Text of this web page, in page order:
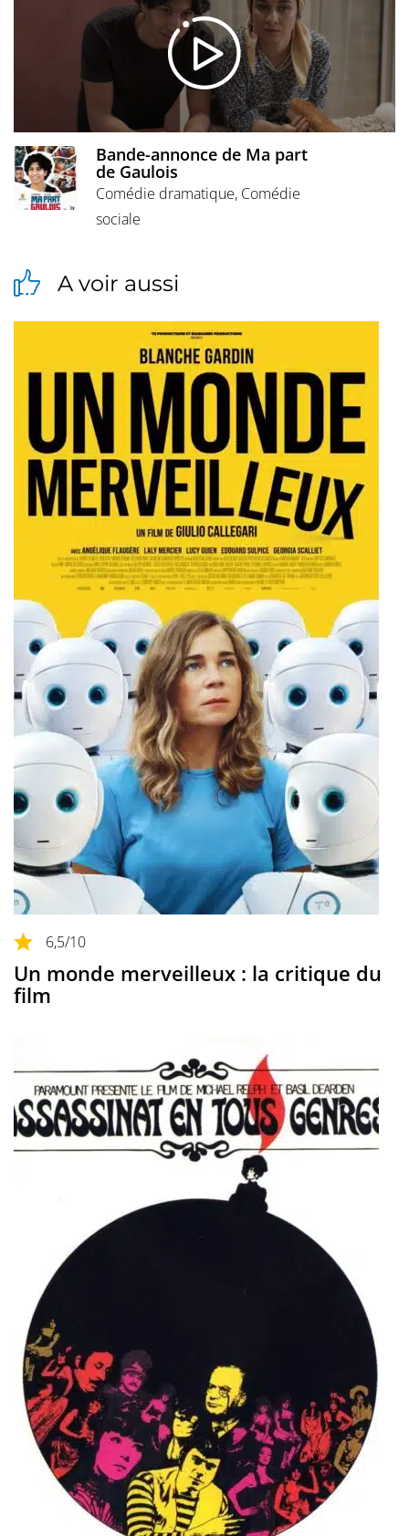
Bande-annonce de Ma part
de Gaulois
Comédie dramatique, Comédie
sociale
A voir aussi
6,5/10
Un monde merveilleux : la critique du
film